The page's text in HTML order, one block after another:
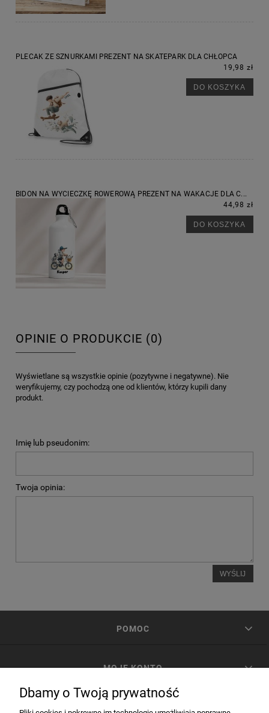
PLECAK ZE SZNURKAMI PREZENT NA SKATEPARK DLA CHŁOPCA
19,98 zł
DO KOSZYKA
BIDON NA WYCIECZKĘ ROWEROWĄ PREZENT NA WAKACJE DLA C...
44,98 zł
DO KOSZYKA
OPINIE O PRODUKCIE (0)
Wyświetlane są wszystkie opinie (pozytywne i negatywne). Nie
weryfikujemy, czy pochodzą one od klientów, którzy kupili dany
produkt.
Imię lub pseudonim:
Twoja opinia:
WYŚLIJ
POMOC
MOJE KONTO
Dbamy o Twoją prywatność